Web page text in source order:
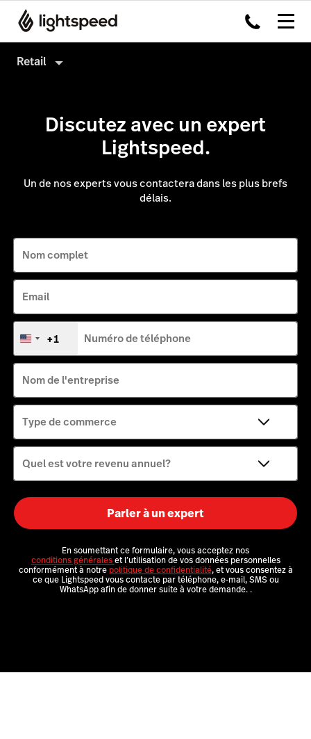
Retail
Produits
Logiciel de caisse
Payments
Accounting
Marketing et fidélisation
AI Showroom
Scanner
Intégrations
Intégrations
Discutez avec un expert
Lightspeed.
Un de nos experts vous contactera dans les plus brefs
délais.
Nom complet
Email
États-
+1
+1 Numéro de téléphone
Nom de l'entreprise
Type de commerce
Quel est votre revenu annuel?
Parler à un expert
En soumettant ce formulaire, vous acceptez nos
conditions généraleset l’utilisation de vos données personnelles
conformément à notre politique de confidentialité, et vous consentez à
ce que Lightspeed vous contacte par téléphone, e-mail, SMS ou
WhatsApp afin de donner suite à votre demande. .